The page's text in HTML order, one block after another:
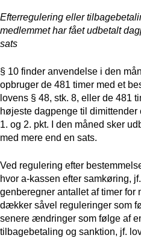
Efterregulering eller
medlemmet har fået udbetalt
sats
§ 10 finder anvendelse i den
opbruger de 481 timer med et
lovens § 48, stk. 8, eller de 481
højeste dagpenge til dimittender
1. og 2. pkt. I den måned sker
med mere end en sats.
Ved regulering efter
hvor a-kassen efter samkøring,
genberegner antallet af timer for
dækker såvel reguleringer som
senere ændringer som følge af
tilbagebetaling og sanktion, jf.